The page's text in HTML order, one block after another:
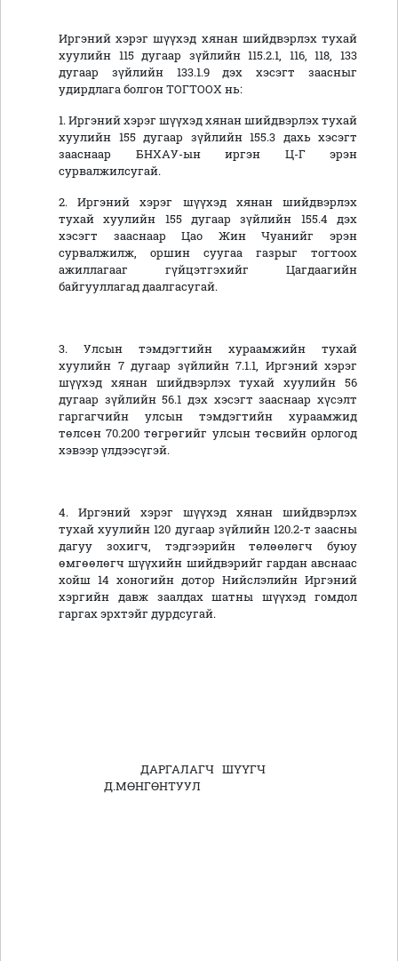
Иргэний хэрэг шүүхэд хянан шийдвэрлэх тухай
хуулийн 115 дугаар зүйлийн 115.2.1, 116, 118, 133
дугаар зүйлийн 133.1.9 дэх хэсэгт заасныг
удирдлага болгон ТОГТООХ нь:
1. Иргэний хэрэг шүүхэд хянан шийдвэрлэх тухай
хуулийн 155 дугаар зүйлийн 155.3 дахь хэсэгт
зааснаар БНХАУ-ын иргэн Ц-Г эрэн
сурвалжилсугай.
2. Иргэний хэрэг шүүхэд хянан шийдвэрлэх
тухай хуулийн 155 дугаар зүйлийн 155.4 дэх
хэсэгт зааснаар Цао Жин Чуанийг эрэн
сурвалжилж, оршин суугаа газрыг тогтоох
ажиллагааг гүйцэтгэхийг Цагдаагийн
байгууллагад даалгасугай.
3. Улсын тэмдэгтийн хураамжийн тухай
хуулийн 7 дугаар зүйлийн 7.1.1, Иргэний хэрэг
шүүхэд хянан шийдвэрлэх тухай хуулийн 56
дугаар зүйлийн 56.1 дэх хэсэгт зааснаар хүсэлт
гаргагчийн улсын тэмдэгтийн хураамжид
төлсөн 70.200 төгрөгийг улсын төсвийн орлогод
хэвээр үлдээсүгэй.
4. Иргэний хэрэг шүүхэд хянан шийдвэрлэх
тухай хуулийн 120 дугаар зүйлийн 120.2-т заасны
дагуу зохигч, тэдгээрийн төлөөлөгч буюу
өмгөөлөгч шүүхийн шийдвэрийг гардан авснаас
хойш 14 хоногийн дотор Нийслэлийн Иргэний
хэргийн давж заалдах шатны шүүхэд гомдол
гаргах эрхтэйг дурдсугай.
ДАРГАЛАГЧ ШҮҮГЧ
Д.МӨНГӨНТУУЛ